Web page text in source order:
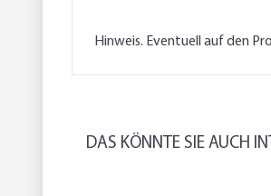
Hinweis. Eventuell auf den
DAS KÖNNTE SIE AUCH